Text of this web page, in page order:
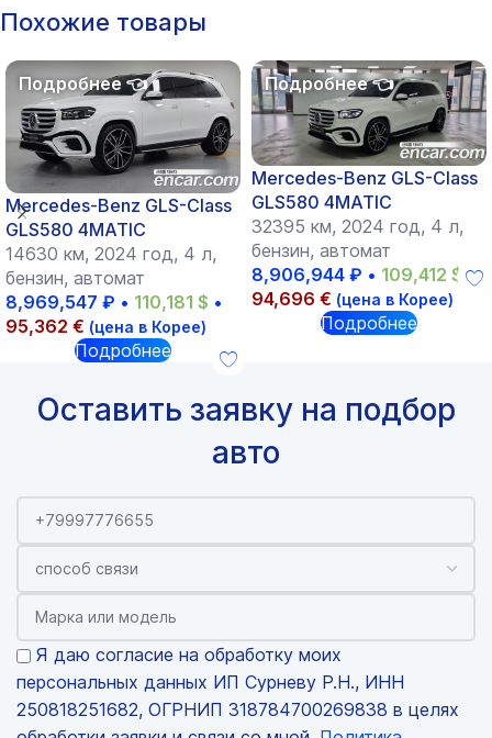
Похожие товары
Mercedes-Benz GLS-Class
GLS580 4MATIC
14630 км, 2024 год, 4 л,
бензин, автомат
8,969,547 ₽ • 110,181 $ •
95,362 € (цена в Корее)
Подробнее
Mercedes-Benz GLS-Class
GLS580 4MATIC
32395 км, 2024 год, 4 л,
бензин, автомат
8,906,944 ₽ • 109,412 $ •
94,696 € (цена в Корее)
Подробнее
Оставить заявку на подбор
авто
Я даю согласие на обработку моих
персональных данных ИП Сурневу Р.Н., ИНН
250818251682, ОГРНИП 318784700269838 в целях